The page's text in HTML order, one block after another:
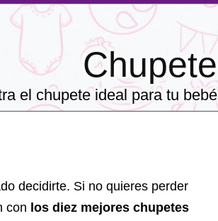
Chupete
el chupete ideal para tu bebé
decidirte. Si no quieres perder
con los diez mejores chupetes